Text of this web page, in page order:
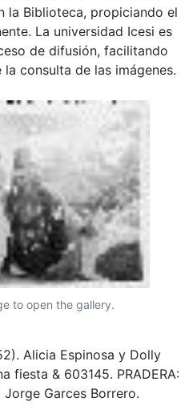
la Biblioteca, propiciando el
La universidad Icesi es
de difusión, facilitando
consulta de las imágenes.
to open the gallery.
Alicia Espinosa y Dolly
fiesta & 603145. PRADERA:
Garces Borrero.